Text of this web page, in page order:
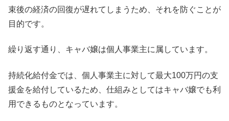
束後の経済の回復が遅れてしまうため、それを防ぐことが
目的です。
繰り返す通り、キャバ嬢は個人事業主に属しています。
持続化給付金では、個人事業主に対して最大100万円の支
援金を給付しているため、仕組みとしてはキャバ嬢でも利
用できるものとなっています。